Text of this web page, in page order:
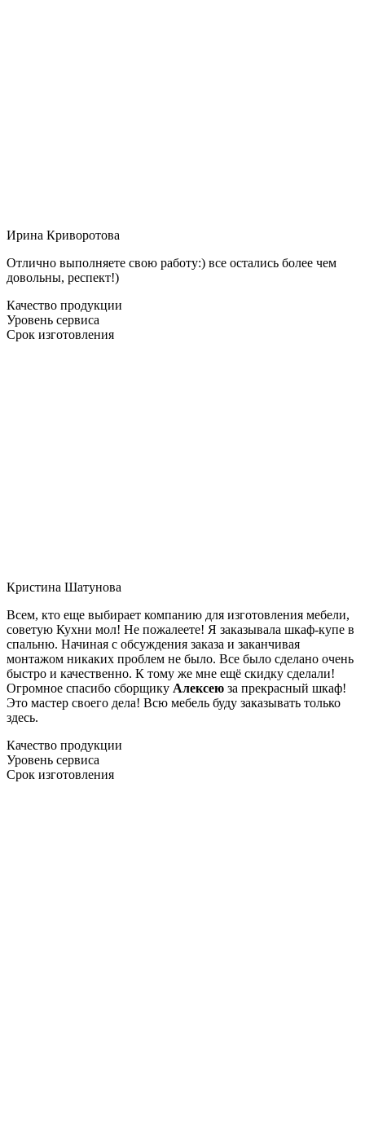
Ирина Криворотова
Отлично выполняете свою работу:) все остались более чем
довольны, респект!)
Качество продукции
Уровень сервиса
Срок изготовления
Кристина Шатунова
Всем, кто еще выбирает компанию для изготовления мебели,
советую Кухни мол! Не пожалеете! Я заказывала шкаф-купе в
спальню. Начиная с обсуждения заказа и заканчивая
монтажом никаких проблем не было. Все было сделано очень
быстро и качественно. К тому же мне ещё скидку сделали!
Огромное спасибо сборщику Алексею за прекрасный шкаф!
Это мастер своего дела! Всю мебель буду заказывать только
здесь.
Качество продукции
Уровень сервиса
Срок изготовления